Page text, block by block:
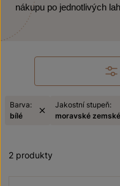
nákupu po jednotlivých
Barva:
bílé
Jakostní stupeň:
moravské
2 produkty